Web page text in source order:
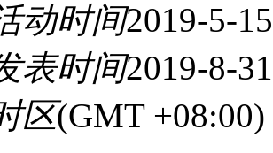
动时间2019-5-
表时间2019-8-
区(GMT